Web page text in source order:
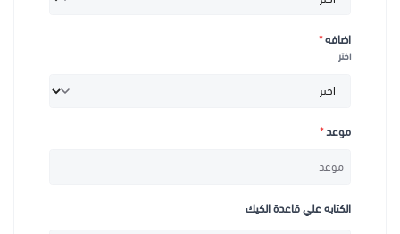
اضافه*
اختر
موعد*
الكتابه علي قاعدة الكيك